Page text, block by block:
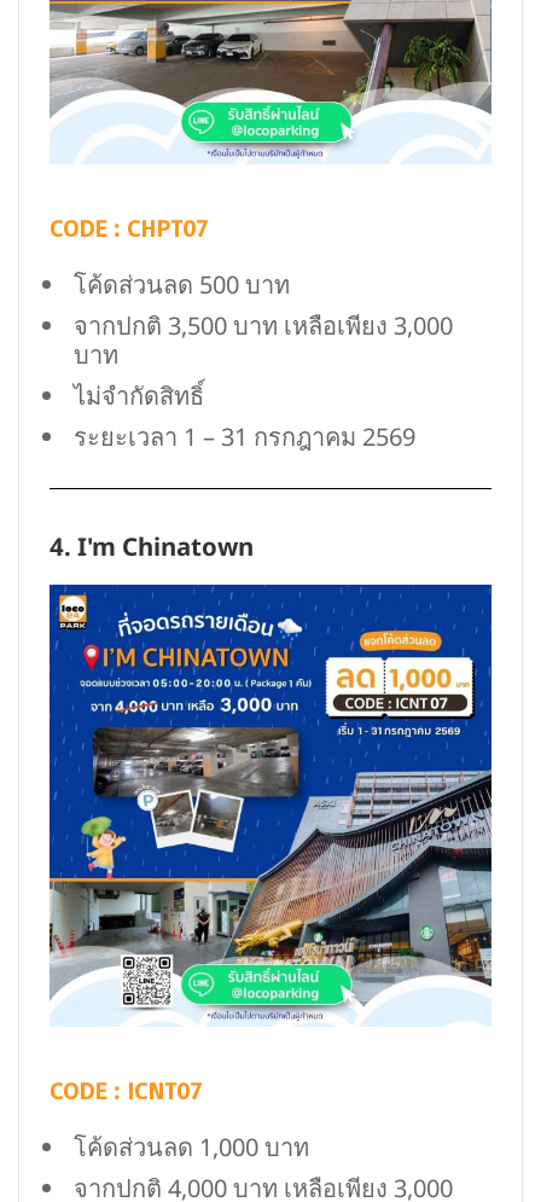
CODE : CHPT07
โค้ดส่วนลด 500 บาท
จากปกติ 3,500 บาท เหลือเพียง 3,000
บาท
ไม่จำกัดสิทธิ์
ระยะเวลา 1 – 31 กรกฎาคม 2569
4. I'm Chinatown
CODE : ICNT07
โค้ดส่วนลด 1,000 บาท
จากปกติ 4,000 บาท เหลือเพียง 3,000